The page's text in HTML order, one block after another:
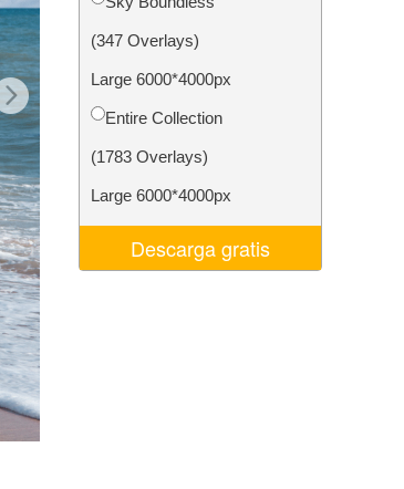
Video Editing Services
(347 Overlays)
Large 6000*4000px
Entire Collection
(1783 Overlays)
Large 6000*4000px
Descarga gratis